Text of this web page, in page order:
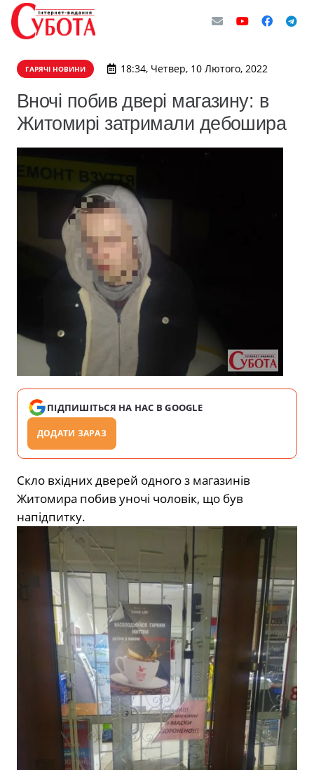
ГАРЯЧІ НОВИНИ 18:34, Четвер, 10 Лютого, 2022
Вночі побив двері магазину: в
Житомирі затримали дебошира
ПІДПИШІТЬСЯ НА НАС В GOOGLE
ДОДАТИ ЗАРАЗ
Скло вхідних дверей одного з магазинів
Житомира побив уночі чоловік, що був
напідпитку.